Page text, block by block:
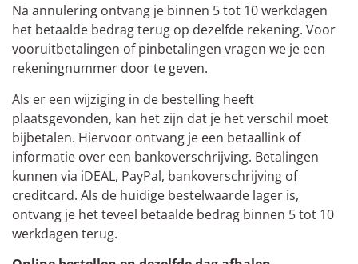
Na annulering ontvang je binnen 5 tot 10 werkdagen
het betaalde bedrag terug op dezelfde rekening. Voor
vooruitbetalingen of pinbetalingen vragen we je een
rekeningnummer door te geven.
Als er een wijziging in de bestelling heeft
plaatsgevonden, kan het zijn dat je het verschil moet
bijbetalen. Hiervoor ontvang je een betaallink of
informatie over een bankoverschrijving. Betalingen
kunnen via iDEAL, PayPal, bankoverschrijving of
creditcard. Als de huidige bestelwaarde lager is,
ontvang je het teveel betaalde bedrag binnen 5 tot 10
werkdagen terug.